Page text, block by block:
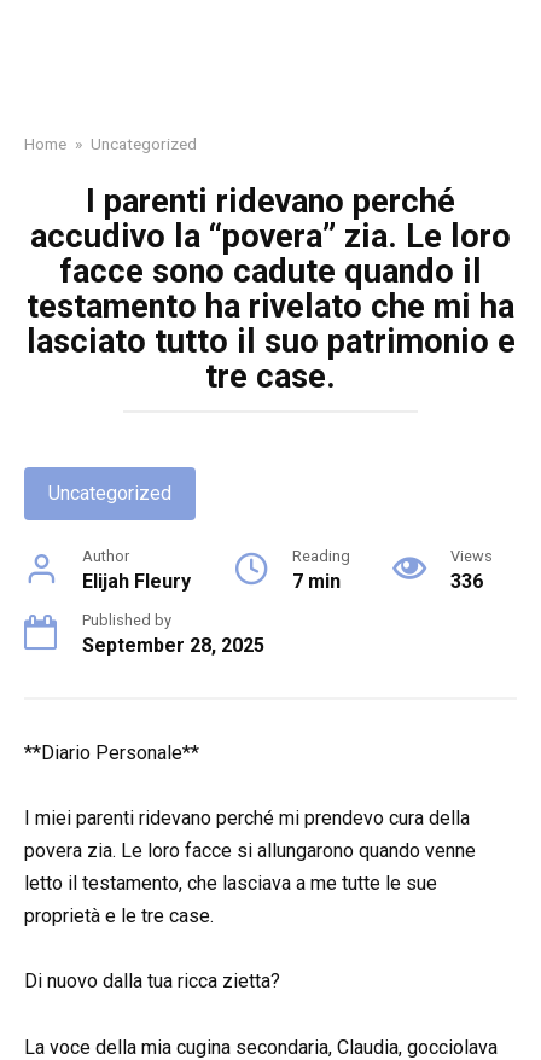
Home » Uncategorized
I parenti ridevano perché
accudivo la “povera” zia. Le loro
facce sono cadute quando il
testamento ha rivelato che mi ha
lasciato tutto il suo patrimonio e
tre case.
Uncategorized
Author
Elijah Fleury
Reading
7 min
Views
336
Published by
September 28, 2025
**Diario Personale**
I miei parenti ridevano perché mi prendevo cura della
povera zia. Le loro facce si allungarono quando venne
letto il testamento, che lasciava a me tutte le sue
proprietà e le tre case.
Di nuovo dalla tua ricca zietta?
La voce della mia cugina secondaria, Claudia, gocciolava